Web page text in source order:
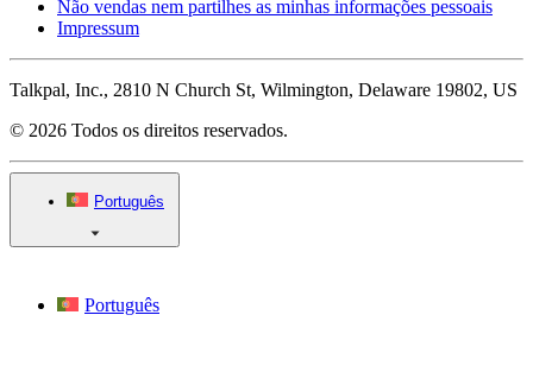
Não vendas nem partilhes as minhas informações pessoais
Impressum
Talkpal, Inc., 2810 N Church St, Wilmington, Delaware 19802, US
© 2026 Todos os direitos reservados.
Português
Português